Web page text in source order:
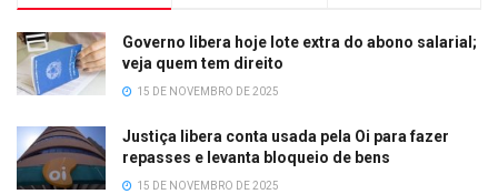
Governo libera hoje lote extra do abono salarial;
veja quem tem direito
15 DE NOVEMBRO DE 2025
Justiça libera conta usada pela Oi para fazer
repasses e levanta bloqueio de bens
15 DE NOVEMBRO DE 2025